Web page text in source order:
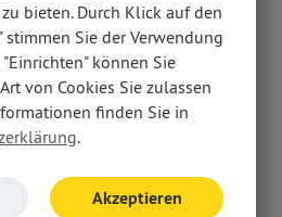
bieten. Durch Klick auf den
stimmen Sie der Verwendung
können Sie
von Cookies Sie zulassen
finden Sie in
.
Akzeptieren